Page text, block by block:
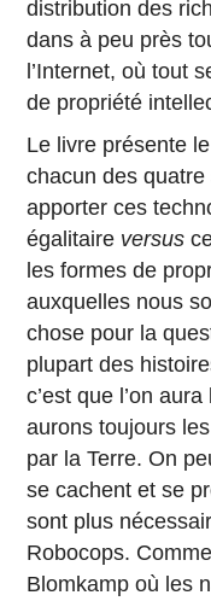
distribution des
dans à peu près
l’Internet, où tout
de propriété
Le livre présente
chacun des
apporter ces
égalitaire versus
les formes de
auxquelles nous
chose pour la
plupart des
c’est que l’on
aurons toujours
par la Terre. On
se cachent et se
sont plus
Robocops.
Blomkamp où les